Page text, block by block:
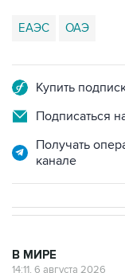
ЕАЭС ОАЭ
Купить
Подписаться
Получать
канале
В МИРЕ
14:11, 6 августа 2026